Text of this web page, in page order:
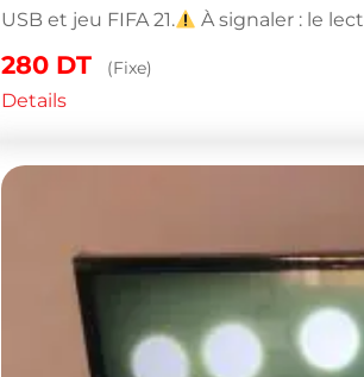
USB et jeu FIFA 21.
À signaler : le
280 DT (Fixe)
Details